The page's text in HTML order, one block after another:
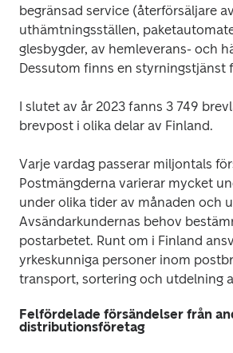
begränsad service (återförsäljare
uthämtningsställen,
glesbygder, av hemleverans- och
Dessutom finns en styrningstjänst
I slutet av år 2023 fanns 3 749
brevpost i olika delar av Finland.
Varje vardag passerar miljontals
Postmängderna varierar mycket
under olika tider av månaden och
Avsändarkundernas behov
postarbetet. Runt om i Finland
yrkeskunniga personer inom
transport, sortering och utdelning
Felfördelade försändelser från
distributionsföretag